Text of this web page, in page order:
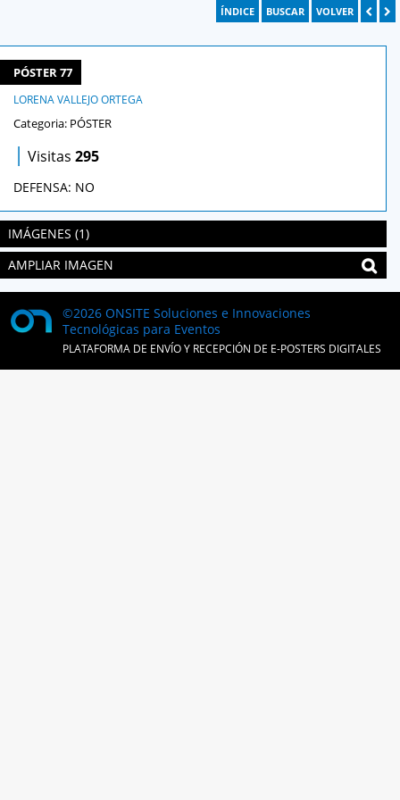
ÍNDICE BUSCAR VOLVER
PÓSTER 77
LORENA VALLEJO ORTEGA
Categoria: PÓSTER
| Visitas 295
DEFENSA: NO
IMÁGENES (1)
AMPLIAR IMAGEN
©2026 ONSITE Soluciones e Innovaciones
Tecnológicas para Eventos
PLATAFORMA DE ENVÍO Y RECEPCIÓN DE E-POSTERS DIGITALES